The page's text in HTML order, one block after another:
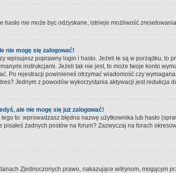
hasło nie może byc odzyskane, istnieje możliwość
nie mogę się zalogować!
wpisujesz poprawny login i hasło. Jeżeli te są w porządku, to
instrukcjami. Jeżeli tak nie jest, to może twoje konto
Po rejestracji powinieneś otrzymać wiadomość czy
Jednym z powodów wykorzystania aktywacji jestredukcja
ale nie mogę się już zalogować!
to: wprowadzasz błędna nazwę użytkownika lub hasło
pisałeś żadnych postów na forum? Zazwyczaj na forach
Zjednoczonych prawo, nakazujące witrynom, mogącym